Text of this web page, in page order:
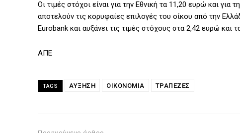
Οι τιμές στόχοι είναι για την Εθνική τα 11,20 ευρώ και
αποτελούν τις κορυφαίες επιλογές του οίκου από την
Eurobank και αυξάνει τις τιμές στόχους στα 2,42 ευρώ και
ΑΠΕ
TAGS ΑΥΞΗΣΗ ΟΙΚΟΝΟΜΙΑ ΤΡΑΠΕΖΕΣ